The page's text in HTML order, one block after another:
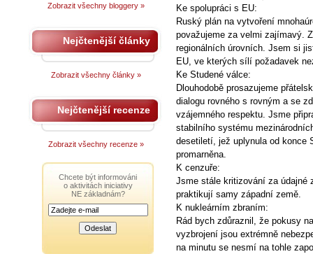
Ke spolupráci s EU:
Ruský plán na vytvoření
považujeme za velmi zajímavý.
regionálních úrovních. Jsem si
EU, ve kterých sílí požadavek
Ke Studené válce:
Dlouhodobě prosazujeme
dialogu rovného s rovným a se
vzájemného respektu. Jsme
stabilního systému
desetiletí, jež uplynula od konce
promarněna.
K cenzuře:
Jsme stále kritizování za údajné
praktikují samy západní země.
K nukleárním zbraním:
Rád bych zdůraznil, že pokusy
vyzbrojení jsou extrémně
na minutu se nesmí na tohle
Zobrazit všechny bloggery »
Nejčtenější články
Zobrazit všechny články »
Nejčtenější recenze
Zobrazit všechny recenze »
Chcete být informováni
o aktivitách iniciativy
NE základnám?